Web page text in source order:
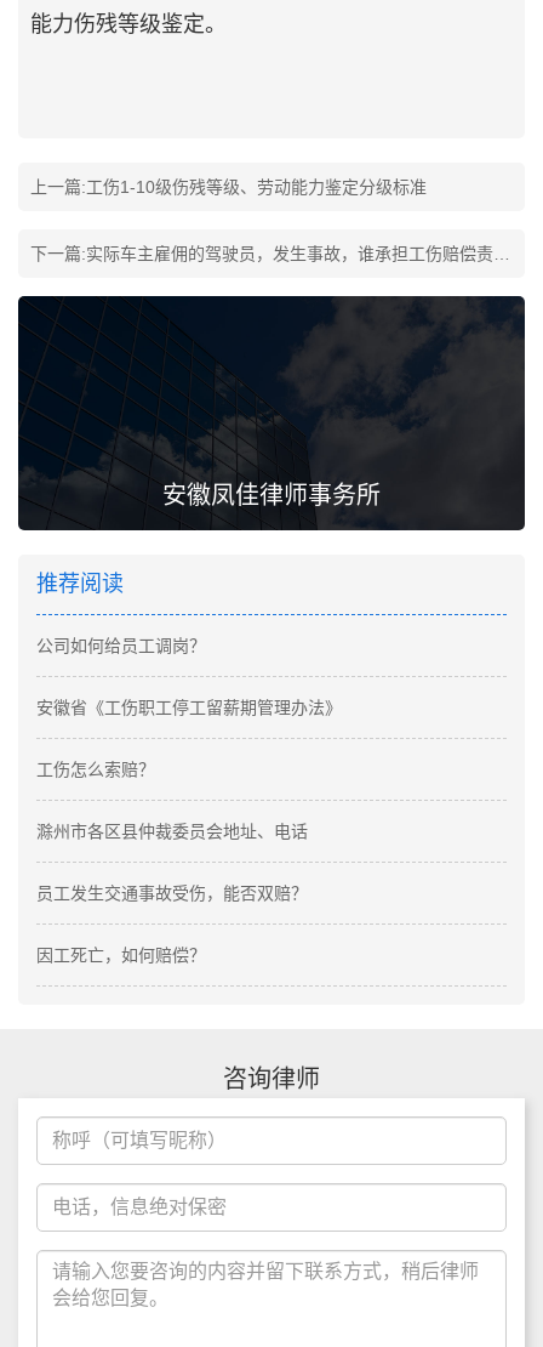
能力伤残等级鉴定。
上一篇:工伤1-10级伤残等级、劳动能力鉴定分级标准
下一篇:实际车主雇佣的驾驶员，发生事故，谁承担工伤赔偿责任？
安徽凤佳律师事务所
推荐阅读
公司如何给员工调岗？
安徽省《工伤职工停工留薪期管理办法》
工伤怎么索赔？
滁州市各区县仲裁委员会地址、电话
员工发生交通事故受伤，能否双赔？
因工死亡，如何赔偿？
咨询律师